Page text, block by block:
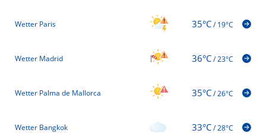
Wetter Paris 35°C/19°C
Wetter Madrid 36°C/23°C
Wetter Palma de Mallorca 35°C/26°C
Wetter Bangkok 33°C/28°C